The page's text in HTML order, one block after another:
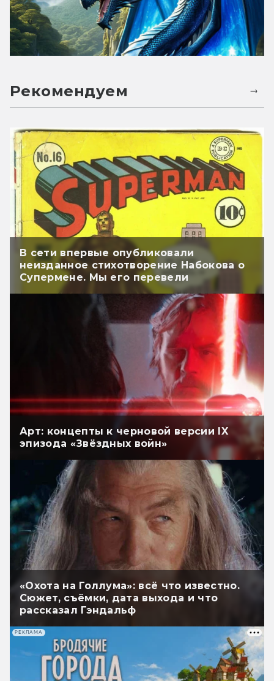
Рекомендуем
В сети впервые опубликовали
неизданное стихотворение Набокова о
Супермене. Мы его перевели
Арт: концепты к черновой версии IX
эпизода «Звёздных войн»
«Охота на Голлума»: всё что известно.
Сюжет, съёмки, дата выхода и что
рассказал Гэндальф
РЕКЛАМА